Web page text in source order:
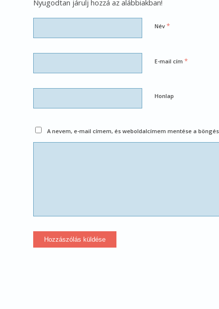
Nyugodtan járulj hozzá az alábbiakban!
Név *
E-mail cím *
Honlap
A nevem, e-mail címem, és weboldalcímem mentése a